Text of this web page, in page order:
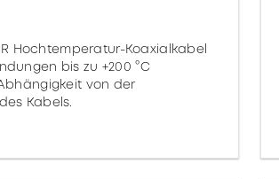
Hochtemperatur-Koaxialkabel
bis zu +200 °C
von der
Kabels.